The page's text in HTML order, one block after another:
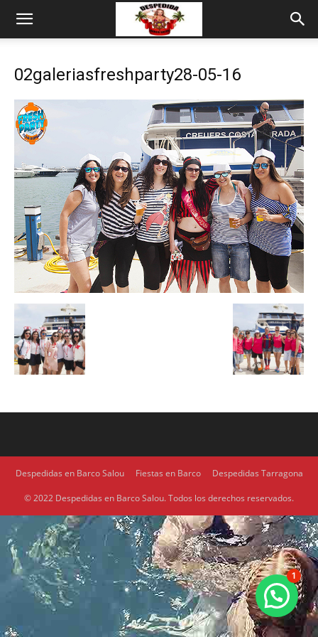
02galeriasfreshparty28-05-16
Despedidas en Barco Salou Fiestas en Barco Despedidas Tarragona
© 2022 Despedidas en Barco Salou. Todos los derechos reservados.
1